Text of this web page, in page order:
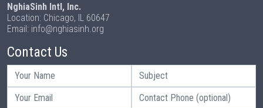
NghiaSinh Intl, Inc.
Location: Chicago, IL 60647
Email: info@nghiasinh.org
Contact Us